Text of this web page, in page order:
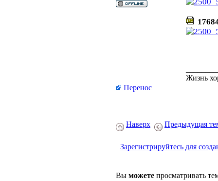
Жизнь
Перенос
Наверх Предыдущая
Зарегистрируйтесь для
Вы можете просматривать